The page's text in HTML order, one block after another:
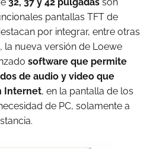
pantallas TFT de
por integrar, entre otras
la nueva versión de Loewe
software que permite
de audio y video que
Internet, en la pantalla de los
de PC, solamente a